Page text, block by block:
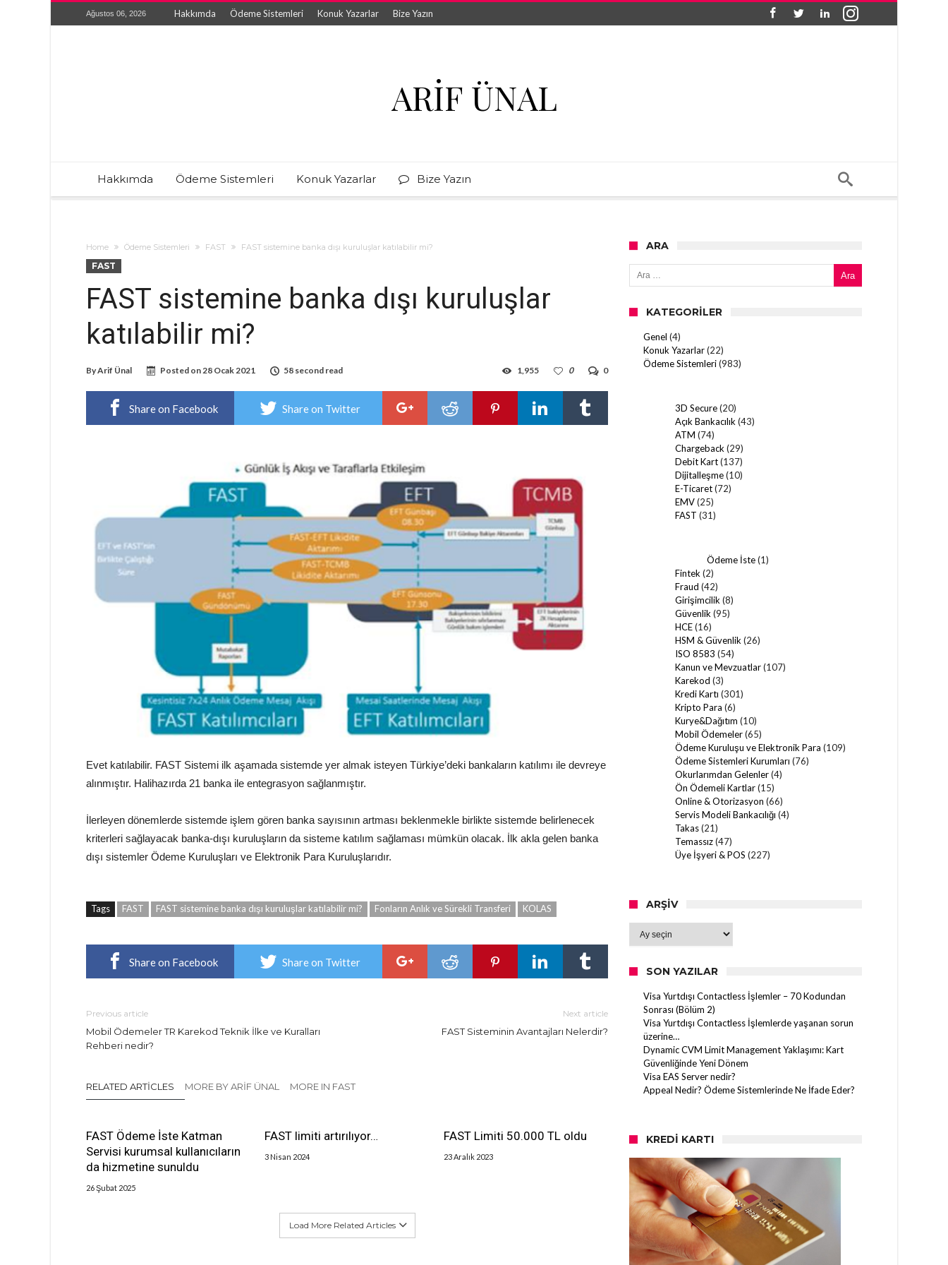
Ağustos 06, 2026 Hakkımda Ödeme Sistemleri Konuk Yazarlar Bize Yazın
ARIF ÜNAL
Hakkımda Ödeme Sistemleri Konuk Yazarlar Bize Yazın
Home Ödeme Sistemleri FAST FAST sistemine banka dışı kuruluşlar katılabilir mi?
FAST
FAST sistemine banka dışı kuruluşlar
katılabilir mi?
ByArif Ünal Posted on28 Ocak 2021 58 second read 0
0
1,955
Share on Facebook Share on Twitter
Evet katılabilir. FAST Sistemi ilk aşamada sistemde yer almak isteyen Türkiye’deki bankaların katılımı ile devreye
alınmıştır. Halihazırda 21 banka ile entegrasyon sağlanmıştır.
İlerleyen dönemlerde sistemde işlem gören banka sayısının artması beklenmekle birlikte sistemde belirlenecek
kriterleri sağlayacak banka-dışı kuruluşların da sisteme katılım sağlaması mümkün olacak. İlk akla gelen banka
dışı sistemler Ödeme Kuruluşları ve Elektronik Para Kuruluşlarıdır.
Tags FAST FAST sistemine banka dışı kuruluşlar katılabilir mi? Fonların Anlık ve Sürekli Transferi KOLAS
Share on Facebook Share on Twitter
Previous article
Mobil Ödemeler TR Karekod Teknik İlke ve Kuralları
Rehberi nedir?
Next article
FAST Sisteminin Avantajları Nelerdir?
RELATED ARTICLES MORE BY ARIF ÜNAL MORE IN FAST
FAST Ödeme İste Katman
Servisi kurumsal kullanıcıların
da hizmetine sunuldu
26 Şubat 2025
FAST limiti artırılıyor…
3 Nisan 2024
FAST Limiti 50.000 TL oldu
23 Aralık 2023
Load More Related Articles
ARA
Arama:
KATEGORILER
Genel (4)
Konuk Yazarlar(22)
Ödeme Sistemleri(983)
3D Secure(20)
Açık Bankacılık (43)
ATM (74)
Chargeback (29)
Debit Kart(137)
Dijitalleşme(10)
E-Ticaret(72)
EMV(25)
FAST (31)
Ödeme İste(1)
Fintek (2)
Fraud (42)
Girişimcilik (8)
Güvenlik (95)
HCE(16)
HSM & Güvenlik (26)
ISO 8583 (54)
Kanun ve Mevzuatlar(107)
Karekod (3)
Kredi Kartı (301)
Kripto Para (6)
Kurye&Dağıtım (10)
Mobil Ödemeler(65)
Ödeme Kuruluşu ve Elektronik Para (109)
Ödeme Sistemleri Kurumları (76)
Okurlarımdan Gelenler(4)
Ön Ödemeli Kartlar(15)
Online & Otorizasyon (66)
Servis Modeli Bankacılığı (4)
Takas(21)
Temassız(47)
Üye İşyeri & POS (227)
ARŞIV
SON YAZILAR
Visa Yurtdışı Contactless İşlemler – 70 Kodundan
Sonrası (Bölüm 2)
Visa Yurtdışı Contactless İşlemlerde yaşanan sorun
üzerine…
Dynamic CVM Limit Management Yaklaşımı: Kart
Güvenliğinde Yeni Dönem
Visa EAS Server nedir?
Appeal Nedir? Ödeme Sistemlerinde Ne İfade Eder?
KREDI KARTI